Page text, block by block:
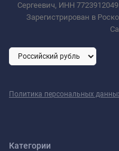
Сергеевич, ИНН
Зарегистрирован в
Политика персональных
Категории